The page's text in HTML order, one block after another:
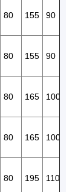
80 155 90
80 155 90
80 165 100
80 165 100
80 195 110